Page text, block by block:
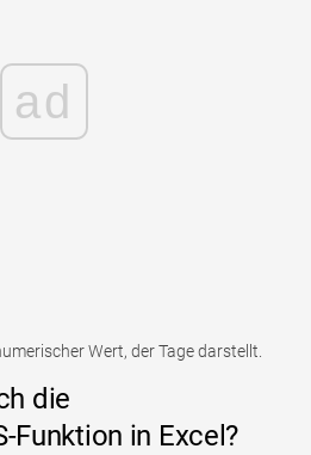
ad
Wert, der Tage darstellt.
die
Funktion in Excel?